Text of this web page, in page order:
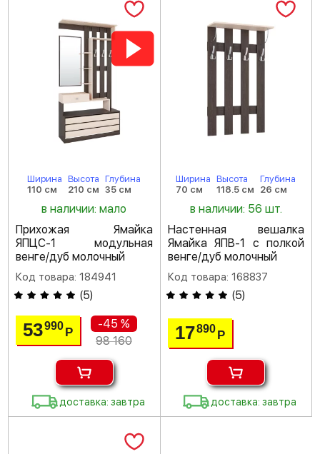
Ширина
110 см
Высота
210 см
Глубина
35 см
в наличии: мало
Прихожая Ямайка
ЯПЦС-1 модульная
венге/дуб молочный
Код товара: 184941
(5)
53990Р
-45 %
98 160
доставка: завтра
Ширина
70 см
Высота
118.5 см
Глубина
26 см
в наличии: 56 шт.
Настенная вешалка
Ямайка ЯПВ-1 с полкой
венге/дуб молочный
Код товара: 168837
(5)
17890 Р
доставка: завтра